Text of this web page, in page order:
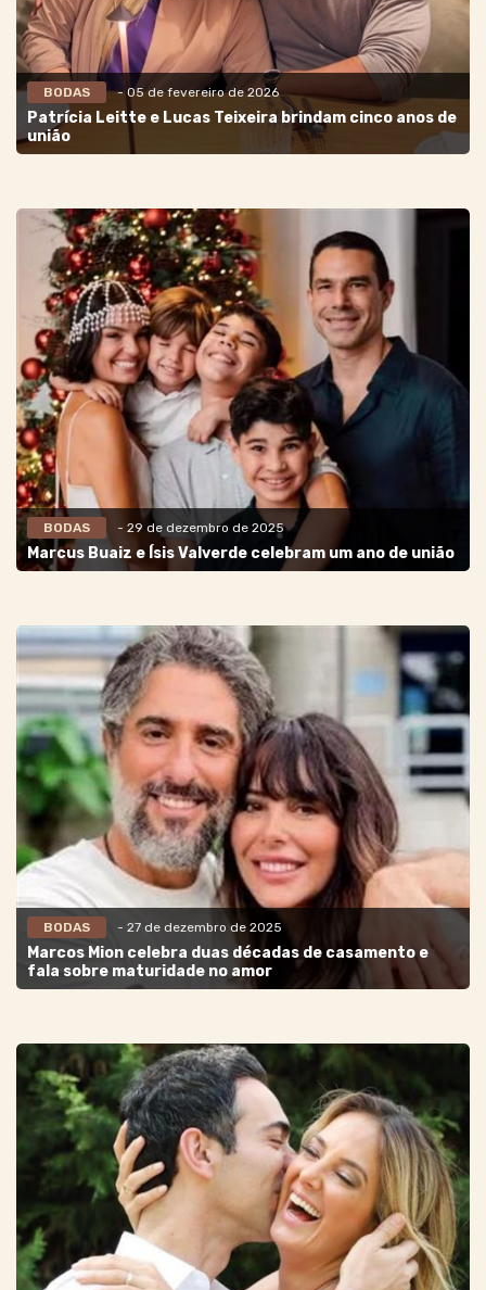
BODAS - 05 de fevereiro de 2026
Patrícia Leitte e Lucas Teixeira brindam cinco anos de
união
BODAS - 29 de dezembro de 2025
Marcus Buaiz e Ísis Valverde celebram um ano de união
BODAS - 27 de dezembro de 2025
Marcos Mion celebra duas décadas de casamento e
fala sobre maturidade no amor